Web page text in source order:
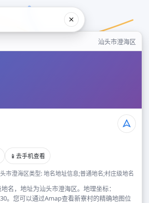
汕头市澄海区
📱 去手机查看
市澄海区类型: 地名地址信息;普通地名;村庄级地名
名，地址为汕头市澄海区。地理坐标：
。您可以通过Amap查看新寮村的精确地图位